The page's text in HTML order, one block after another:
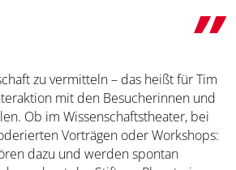
zu vermitteln – das heißt für Tim
mit den Besucherinnen und
Ob im Wissenschaftstheater, bei
Vorträgen oder Workshops:
dazu und werden spontan